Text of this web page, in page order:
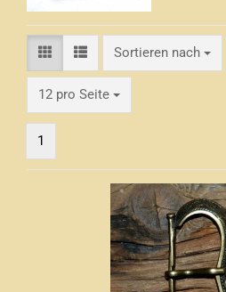
Sortieren nach
Sortieren nach
12 pro Seite
pro Seite
1